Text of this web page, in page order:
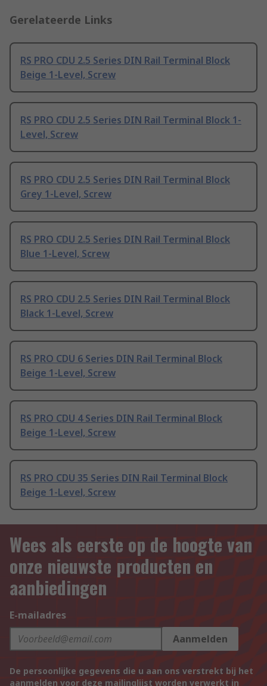
Gerelateerde Links
RS PRO CDU 2.5 Series DIN Rail Terminal Block
Beige 1-Level, Screw
RS PRO CDU 2.5 Series DIN Rail Terminal Block 1-
Level, Screw
RS PRO CDU 2.5 Series DIN Rail Terminal Block
Grey 1-Level, Screw
RS PRO CDU 2.5 Series DIN Rail Terminal Block
Blue 1-Level, Screw
RS PRO CDU 2.5 Series DIN Rail Terminal Block
Black 1-Level, Screw
RS PRO CDU 6 Series DIN Rail Terminal Block
Beige 1-Level, Screw
RS PRO CDU 4 Series DIN Rail Terminal Block
Beige 1-Level, Screw
RS PRO CDU 35 Series DIN Rail Terminal Block
Beige 1-Level, Screw
Wees als eerste op de hoogte van
onze nieuwste producten en
aanbiedingen
E-mailadres
Aanmelden
De persoonlijke gegevens die u aan ons verstrekt bij het
aanmelden voor deze mailinglijst worden verwerkt in